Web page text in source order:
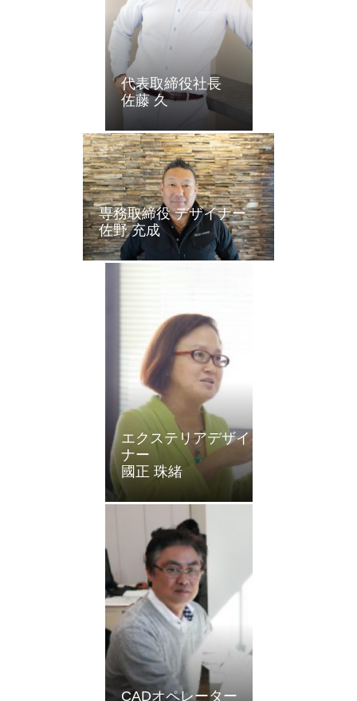
代表取締役社長
佐藤 久
専務取締役 デザイナー
佐野 充成
エクステリアデザイ
ナー
國正 珠緒
CADオペレーター